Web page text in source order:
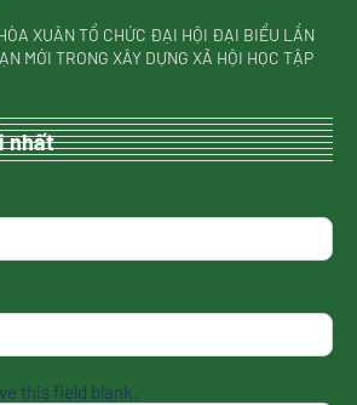
XUÂN TỔ CHỨC ĐẠI HỘI ĐẠI BIỂU LẦN
MỚI TRONG XÂY DỰNG XÃ HỘI HỌC TẬP
nhất
this field blank.